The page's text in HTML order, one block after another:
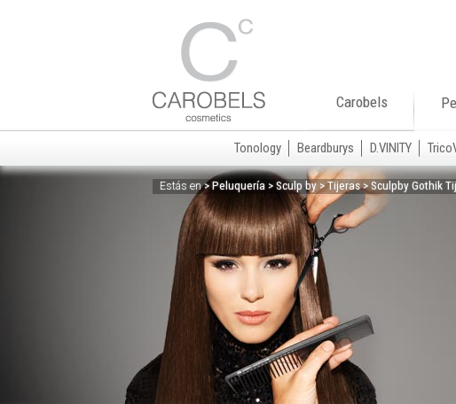
Carobels
Tonology Beardburys D.VINITY
Estás en> Peluquería > Sculp by > Tijeras > Sculpby Gothik